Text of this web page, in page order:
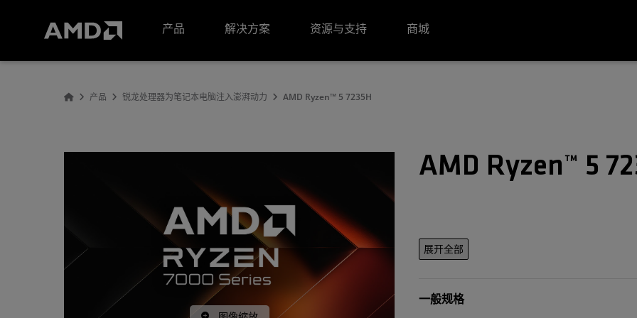
产品
解决方案 资源与支持 商城
产品 锐龙处理器为笔记本电脑注入澎湃动力 AMD Ryzen™ 5 7235H
AMD Ryzen™ 5
展开全部
一般规格